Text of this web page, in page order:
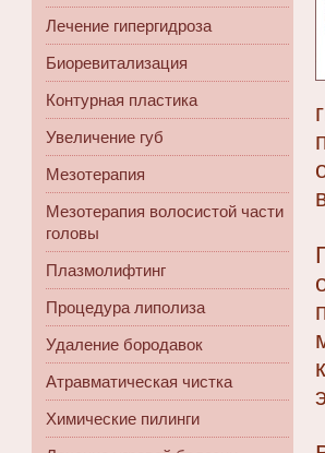
Лечение гипергидроза
Биоревитализация
Контурная пластика
Увеличение губ
Мезотерапия
Мезотерапия волосистой части
головы
Плазмолифтинг
Процедура липолиза
Удаление бородавок
Атравматическая чистка
Химические пилинги